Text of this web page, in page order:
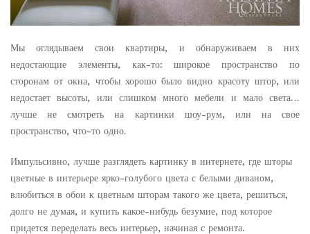
Мы оглядываем свои квартиры, и обнаруживаем в них
недостающие элементы, как-то: широкое пространство по
сторонам от окна, чтобы хорошо было видно красоту штор, или
недостает высоты, или слишком много мебели и мало света…
лучше не смотреть на картинки шоу-рум, или на свое
пространство, что-то одно.
Импульсивно, лучше разглядеть картинку в интернете, где шторы
цветные в интерьере ярко-голубого цвета с белыми диваном,
влюбиться в обои к цветным шторам такого же цвета, решиться,
долго не думая, и купить какое-нибудь безумие, под которое
придется переделать весь интерьер, начиная с ремонта.